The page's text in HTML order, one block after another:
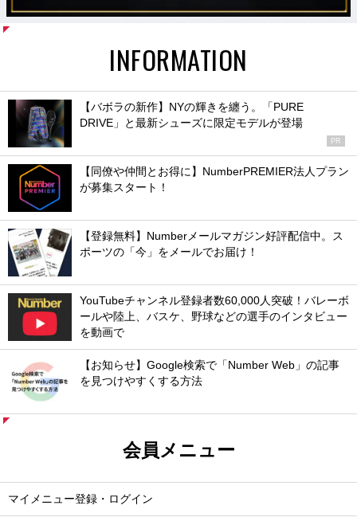
INFORMATION
【バボラの新作】NYの輝きを纏う。「PURE
DRIVE」と最新シューズに限定モデルが登場
PR
【同僚や仲間とお得に】NumberPREMIER法人プラン
が募集スタート！
【登録無料】Numberメールマガジン好評配信中。ス
ポーツの「今」をメールでお届け！
YouTubeチャンネル登録者数60,000人突破！バレーボ
ールや陸上、バスケ、野球などの選手のインタビュー
を動画で
【お知らせ】Google検索で「Number Web」の記事
を見つけやすくする方法
会員メニュー
マイメニュー登録・ログイン